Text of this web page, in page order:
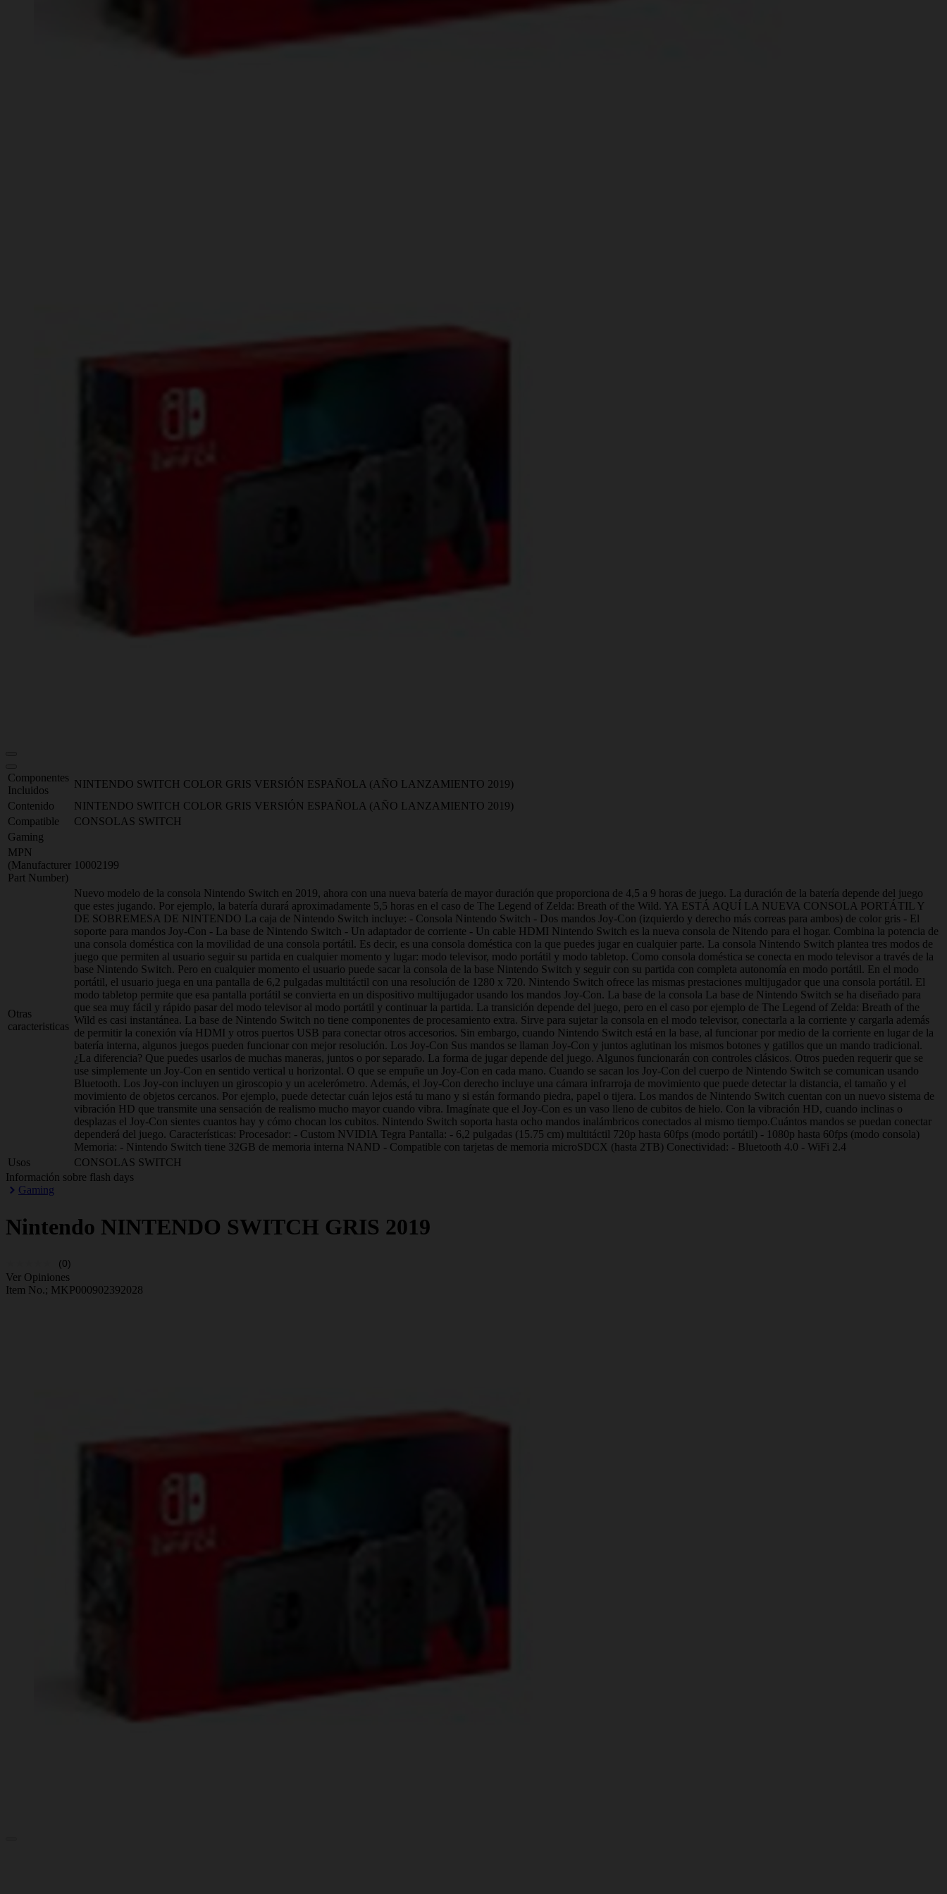
Componentes
Incluidos
NINTENDO SWITCH COLOR GRIS VERSIÓN ESPAÑOLA (AÑO LANZAMIENTO 2019)
Contenido
NINTENDO SWITCH COLOR GRIS VERSIÓN ESPAÑOLA (AÑO LANZAMIENTO 2019)
Compatible
CONSOLAS SWITCH
Gaming
MPN
(Manufacturer
Part Number)
10002199
Otras
caracteristicas
Nuevo modelo de la consola Nintendo Switch en 2019, ahora con una nueva batería de mayor duración que proporciona de 4,5 a 9 horas de juego. La duración de la batería depende del juego
que estes jugando. Por ejemplo, la batería durará aproximadamente 5,5 horas en el caso de The Legend of Zelda: Breath of the Wild. YA ESTÁ AQUÍ LA NUEVA CONSOLA PORTÁTIL Y
DE SOBREMESA DE NINTENDO La caja de Nintendo Switch incluye: - Consola Nintendo Switch - Dos mandos Joy-Con (izquierdo y derecho más correas para ambos) de color gris - El
soporte para mandos Joy-Con - La base de Nintendo Switch - Un adaptador de corriente - Un cable HDMI Nintendo Switch es la nueva consola de Nitendo para el hogar. Combina la potencia de
una consola doméstica con la movilidad de una consola portátil. Es decir, es una consola doméstica con la que puedes jugar en cualquier parte. La consola Nintendo Switch plantea tres modos de
juego que permiten al usuario seguir su partida en cualquier momento y lugar: modo televisor, modo portátil y modo tabletop. Como consola doméstica se conecta en modo televisor a través de la
base Nintendo Switch. Pero en cualquier momento el usuario puede sacar la consola de la base Nintendo Switch y seguir con su partida con completa autonomía en modo portátil. En el modo
portátil, el usuario juega en una pantalla de 6,2 pulgadas multitáctil con una resolución de 1280 x 720. Nintendo Switch ofrece las mismas prestaciones multijugador que una consola portátil. El
modo tabletop permite que esa pantalla portátil se convierta en un dispositivo multijugador usando los mandos Joy-Con. La base de la consola La base de Nintendo Switch se ha diseñado para
que sea muy fácil y rápido pasar del modo televisor al modo portátil y continuar la partida. La transición depende del juego, pero en el caso por ejemplo de The Legend of Zelda: Breath of the
Wild es casi instantánea. La base de Nintendo Switch no tiene componentes de procesamiento extra. Sirve para sujetar la consola en el modo televisor, conectarla a la corriente y cargarla además
de permitir la conexión vía HDMI y otros puertos USB para conectar otros accesorios. Sin embargo, cuando Nintendo Switch está en la base, al funcionar por medio de la corriente en lugar de la
batería interna, algunos juegos pueden funcionar con mejor resolución. Los Joy-Con Sus mandos se llaman Joy-Con y juntos aglutinan los mismos botones y gatillos que un mando tradicional.
¿La diferencia? Que puedes usarlos de muchas maneras, juntos o por separado. La forma de jugar depende del juego. Algunos funcionarán con controles clásicos. Otros pueden requerir que se
use simplemente un Joy-Con en sentido vertical u horizontal. O que se empuñe un Joy-Con en cada mano. Cuando se sacan los Joy-Con del cuerpo de Nintendo Switch se comunican usando
Bluetooth. Los Joy-con incluyen un giroscopio y un acelerómetro. Además, el Joy-Con derecho incluye una cámara infrarroja de movimiento que puede detectar la distancia, el tamaño y el
movimiento de objetos cercanos. Por ejemplo, puede detectar cuán lejos está tu mano y si están formando piedra, papel o tijera. Los mandos de Nintendo Switch cuentan con un nuevo sistema de
vibración HD que transmite una sensación de realismo mucho mayor cuando vibra. Imagínate que el Joy-Con es un vaso lleno de cubitos de hielo. Con la vibración HD, cuando inclinas o
desplazas el Joy-Con sientes cuantos hay y cómo chocan los cubitos. Nintendo Switch soporta hasta ocho mandos inalámbricos conectados al mismo tiempo.Cuántos mandos se puedan conectar
dependerá del juego. Características: Procesador: - Custom NVIDIA Tegra Pantalla: - 6,2 pulgadas (15.75 cm) multitáctil 720p hasta 60fps (modo portátil) - 1080p hasta 60fps (modo consola)
Memoria: - Nintendo Switch tiene 32GB de memoria interna NAND - Compatible con tarjetas de memoria microSDCX (hasta 2TB) Conectividad: - Bluetooth 4.0 - WiFi 2.4
Usos
CONSOLAS SWITCH
Información sobre flash days
Gaming
Nintendo NINTENDO SWITCH GRIS 2019
(0)
Ver Opiniones
Item No.; MKP000902392028